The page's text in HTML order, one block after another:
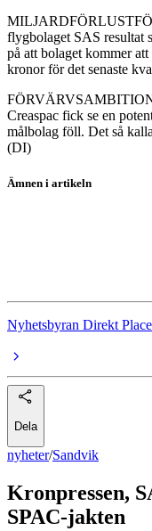
flygbolaget SAS resultat
på att bolaget kommer
kronor för det senaste
Creaspac fick se en
målbolag föll. Det så
(DI)
Ämnen i artikeln
Nyhetsbyran Direkt
Dela
nyheter/Sandvik
Kronpressen,
SPAC-jakten